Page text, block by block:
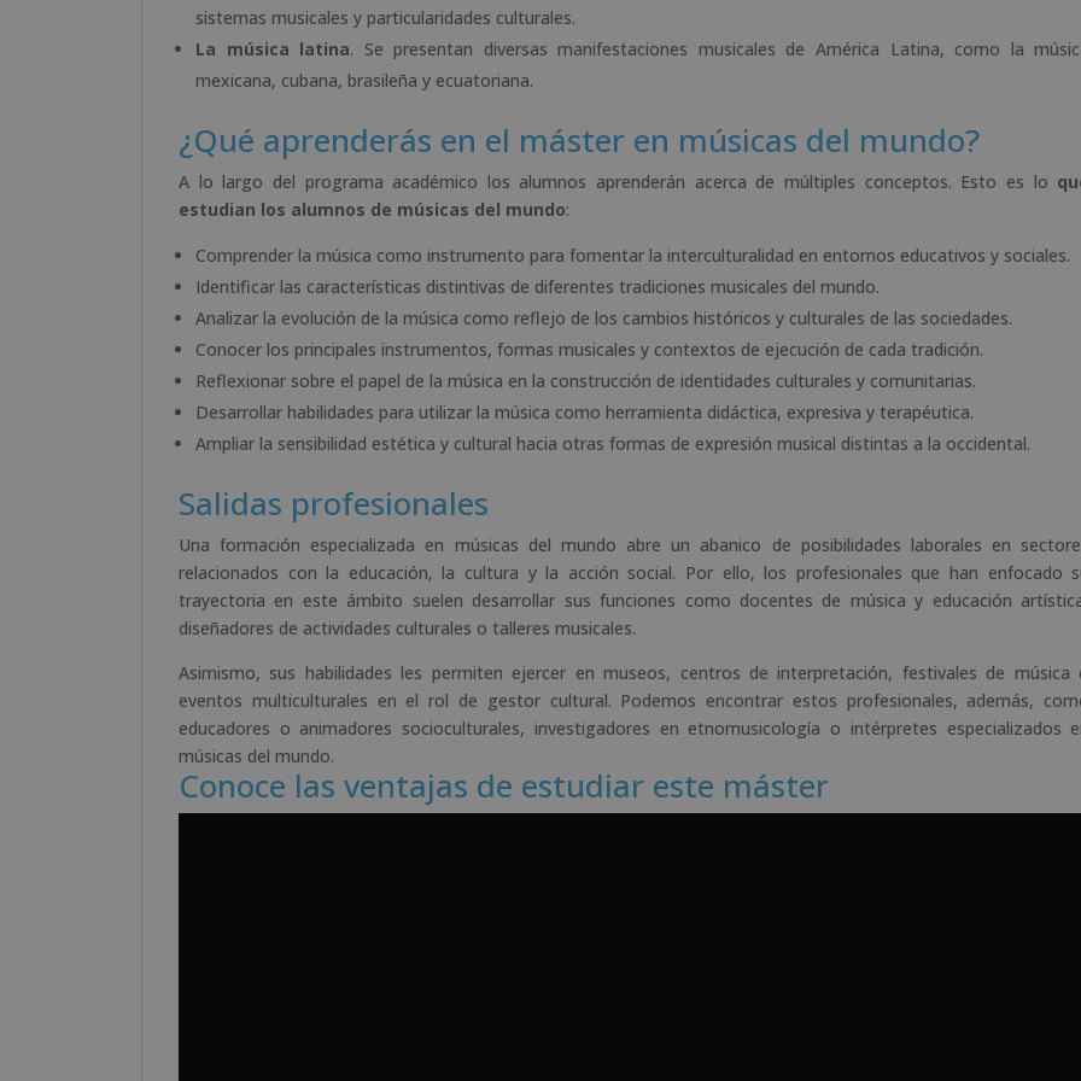
sistemas musicales y particularidades culturales.
La música latina. Se presentan diversas manifestaciones musicales de América Latina, como la
mexicana, cubana, brasileña y ecuatoriana.
¿Qué aprenderás en el máster en músicas del mundo?
A lo largo del programa académico los alumnos aprenderán acerca de múltiples conceptos. Esto es lo
estudian los alumnos de músicas del mundo:
Comprender la música como instrumento para fomentar la interculturalidad en entornos educativos y sociales.
Identificar las características distintivas de diferentes tradiciones musicales del mundo.
Analizar la evolución de la música como reflejo de los cambios históricos y culturales de las sociedades.
Conocer los principales instrumentos, formas musicales y contextos de ejecución de cada tradición.
Reflexionar sobre el papel de la música en la construcción de identidades culturales y comunitarias.
Desarrollar habilidades para utilizar la música como herramienta didáctica, expresiva y terapéutica.
Ampliar la sensibilidad estética y cultural hacia otras formas de expresión musical distintas a la occidental.
Salidas profesionales
Una formación especializada en músicas del mundo abre un abanico de posibilidades laborales en
relacionados con la educación, la cultura y la acción social. Por ello, los profesionales que han enfocado
trayectoria en este ámbito suelen desarrollar sus funciones como docentes de música y educación
diseñadores de actividades culturales o talleres musicales.
Asimismo, sus habilidades les permiten ejercer en museos, centros de interpretación, festivales de música
eventos multiculturales en el rol de gestor cultural. Podemos encontrar estos profesionales, además,
educadores o animadores socioculturales, investigadores en etnomusicología o intérpretes especializados
músicas del mundo.
Conoce las ventajas de estudiar este máster